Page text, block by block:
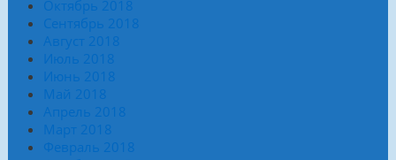
Октябрь 2018
Сентябрь 2018
Август 2018
Июль 2018
Июнь 2018
Май 2018
Апрель 2018
Март 2018
Февраль 2018